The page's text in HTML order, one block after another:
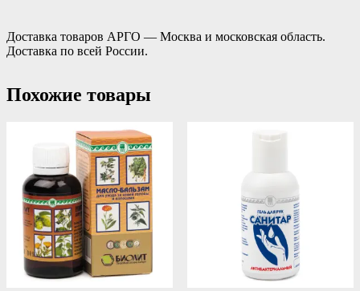
Доставка товаров АРГО — Москва и московская область.
Доставка по всей России.
Похожие товары